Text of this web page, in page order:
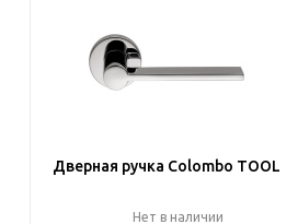
Дверная ручка Colombo TOOL
Нет в наличии